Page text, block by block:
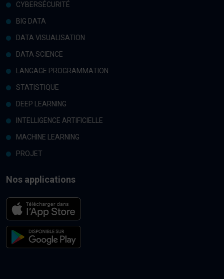
CYBERSÉCURITÉ
BIG DATA
DATA VISUALISATION
DATA SCIENCE
LANGAGE PROGRAMMATION
STATISTIQUE
DEEP LEARNING
INTELLIGENCE ARTIFICIELLE
MACHINE LEARNING
PROJET
Nos applications